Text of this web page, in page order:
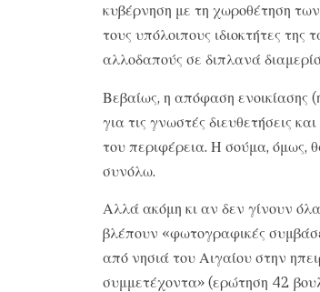
κυβέρνηση με τη χωροθέτηση
τους υπόλοιπους ιδιοκτήτες
αλλοδαπούς σε διπλανά
Βεβαίως, η απόφαση ενοικίασης
για τις γνωστές διευθετήσεις
του περιφέρεια. Η σούμα, όμως,
συνόλω.
Αλλά ακόμη κι αν δεν γίνουν
βλέπουν «φωτογραφικές
από νησιά του Αιγαίου στην
συμμετέχοντα» (ερώτηση 42